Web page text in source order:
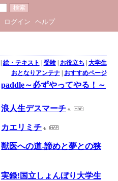
ログイン ヘルプ
| 絵・テキスト | 受験| お役立ち | 大学生
おとなりアンテナ| おすすめページ
paddle～必ずやってやる！～
浪人生デスマーチ
カエリミチ
獣医への道-諦めと夢との狭
実録!国立しょんぼり大学生